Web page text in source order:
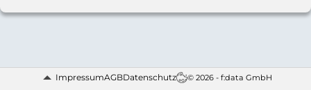
ImpressumAGBDatenschutz © 2026 - f:data GmbH